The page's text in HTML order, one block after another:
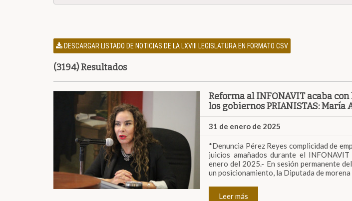
DESCARGAR LISTADO DE NOTICIAS DE LA LXVIII LEGISLATURA EN FORMATO CSV
(3194) Resultados
Reforma al INFONAVIT acaba
los gobiernos PRIANISTAS: María
31 de enero de 2025
*Denuncia Pérez Reyes complicidad de
juicios amañados durante el
enero del 2025.- En sesión permanente
un posicionamiento, la Diputada de
Leer más